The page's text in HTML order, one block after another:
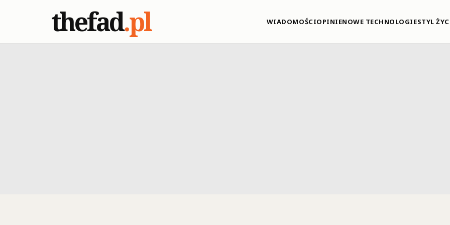
thefad.pl WIADOMOŚCIOPINIENOWE TECHNOLOGIESTYL